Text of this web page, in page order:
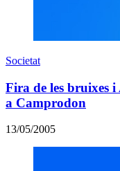
Societat
Fira de les bruixes i
a Camprodon
13/05/2005